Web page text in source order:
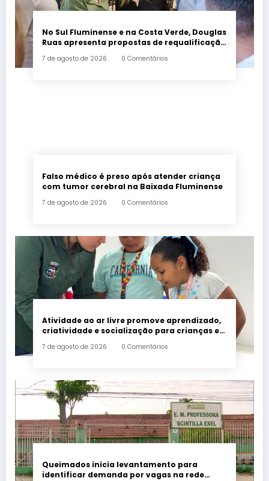
No Sul Fluminense e na Costa Verde, Douglas
Ruas apresenta propostas de requalificação
7 de agosto de 2026 0 Comentários
Falso médico é preso após atender criança
com tumor cerebral na Baixada Fluminense
7 de agosto de 2026 0 Comentários
Atividade ao ar livre promove aprendizado,
criatividade e socialização para crianças e
7 de agosto de 2026 0 Comentários
Queimados inicia levantamento para
identificar demanda por vagas na rede